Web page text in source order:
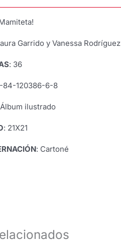
Garrido y Vanessa Rodríguez
: 36
84-120386-6-8
ilustrado
: 21X21
: Cartoné